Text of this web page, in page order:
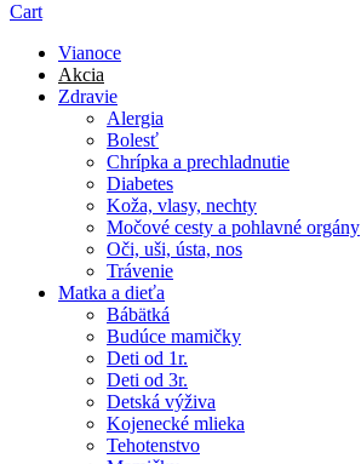
Cart
Vianoce
Akcia
Zdravie
Alergia
Bolesť
Chrípka a prechladnutie
Diabetes
Koža, vlasy, nechty
Močové cesty a pohlavné orgány
Oči, uši, ústa, nos
Trávenie
Matka a dieťa
Bábätká
Budúce mamičky
Deti od 1r.
Deti od 3r.
Detská výživa
Kojenecké mlieka
Tehotenstvo